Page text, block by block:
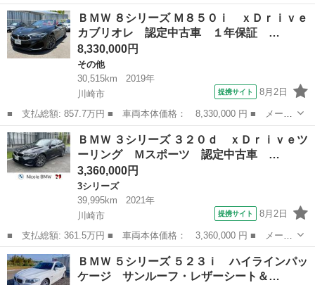
ー名： ＢＭＷ ■ 車種名： Ｘ５ ■ グレード名： ｘＤｒｉｖ
ｅ ４０ｄ Ｍスポーツ 認定中古車 ２年保証 パノラマサンルー
フ レザー...
神奈川 川崎市
ＢＭＷ ８シリーズ Ｍ８５０ｉ ｘＤｒｉｖｅ
カブリオレ 認定中古車 １年保証 …
8,330,000円
その他
30,515km
2019年
川崎市
提携サイト 8月2日
■ 支払総額: 857.7万円 ■ 車両本体価格： 8,330,000 円 ■ メーカ
ー名： ＢＭＷ ■ 車種名： ８シリーズ ■ グレード名： Ｍ８５
０ｉ ｘＤｒｉｖｅカブリオレ 認定中古車 １年保証 フィオナレ
ッドレザ...
神奈川 川崎市
ＢＭＷ ３シリーズ ３２０ｄ ｘＤｒｉｖｅツ
ーリング Ｍスポーツ 認定中古車 …
3,360,000円
3シリーズ
39,995km
2021年
川崎市
提携サイト 8月2日
■ 支払総額: 361.5万円 ■ 車両本体価格： 3,360,000 円 ■ メーカ
ー名： ＢＭＷ ■ 車種名： ３シリーズ ■ グレード名： ３２０
ｄ ｘＤｒｉｖｅツーリング Ｍスポーツ 認定中古車 １年保証
１８イン...
神奈川 川崎市
ＢＭＷ ５シリーズ ５２３ｉ ハイラインパッ
ケージ サンルーフ・レザーシート＆…